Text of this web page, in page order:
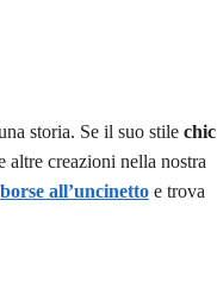
storia. Se il suo stile chic
creazioni nella nostra
borse all’uncinettoe trova